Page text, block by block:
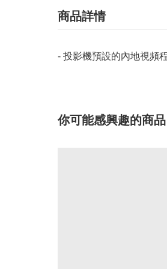
商品詳情
- 投影機預設的內地視頻
你可能感興趣的商品